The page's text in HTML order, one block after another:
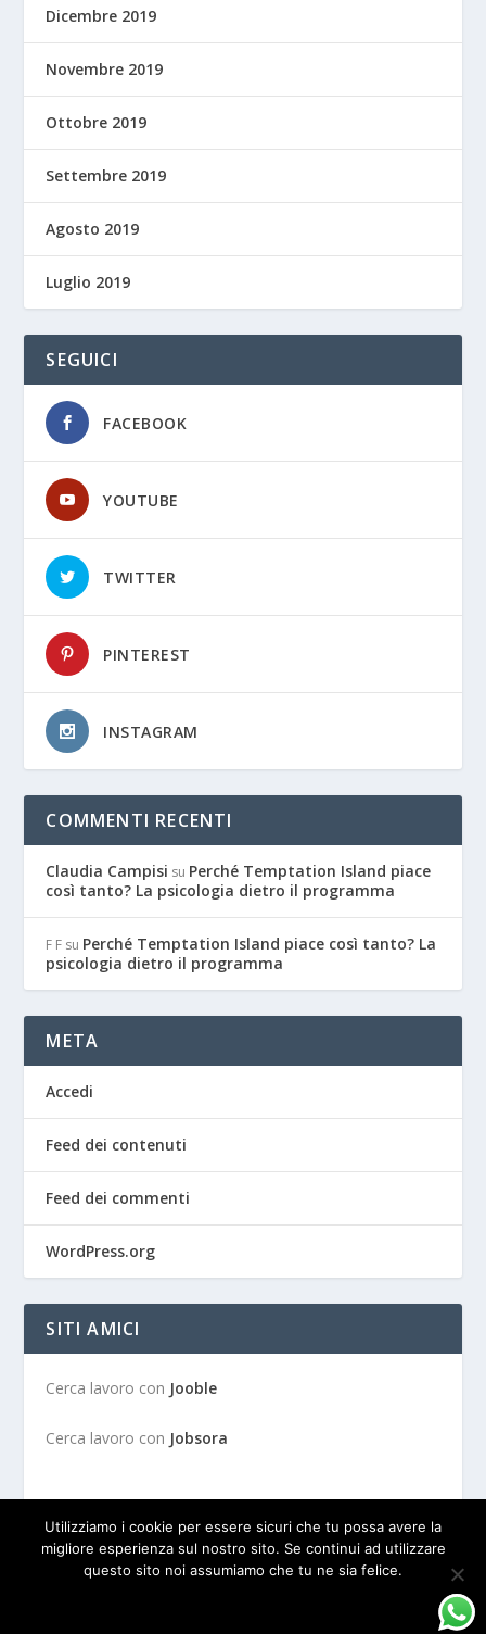
Dicembre 2019
Novembre 2019
Ottobre 2019
Settembre 2019
Agosto 2019
Luglio 2019
SEGUICI
FACEBOOK
YOUTUBE
TWITTER
PINTEREST
INSTAGRAM
COMMENTI RECENTI
Claudia Campisi su Perché Temptation Island piace
così tanto? La psicologia dietro il programma
F F su Perché Temptation Island piace così tanto? La
psicologia dietro il programma
META
Accedi
Feed dei contenuti
Feed dei commenti
WordPress.org
SITI AMICI
Cerca lavoro con Jooble
Cerca lavoro con Jobsora
WordPress
Utilizziamo i cookie per essere sicuri che tu possa avere la
migliore esperienza sul nostro sito. Se continui ad utilizzare
questo sito noi assumiamo che tu ne sia felice.